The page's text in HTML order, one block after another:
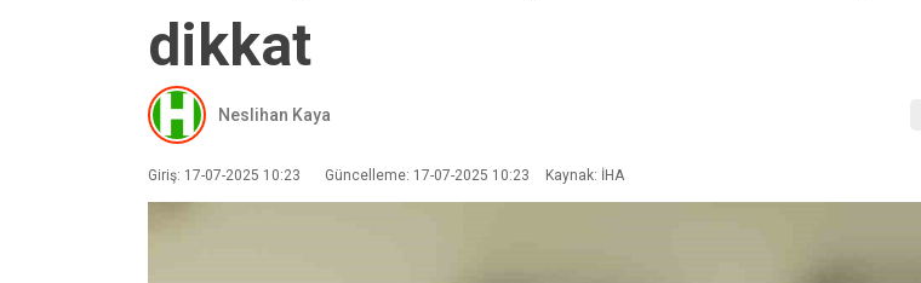
dikkat
Neslihan Kaya
Giriş: 17-07-2025 10:23 Güncelleme: 17-07-2025 10:23 Kaynak: İHA